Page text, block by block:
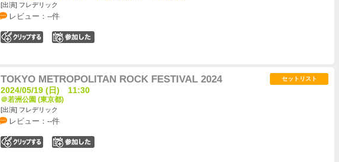
[出演] フレデリック
レビュー：--件
TOKYO METROPOLITAN ROCK FESTIVAL 2024
2024/05/19 (日) 11:30
＠若洲公園 (東京都)
[出演] フレデリック
レビュー：--件
セットリスト